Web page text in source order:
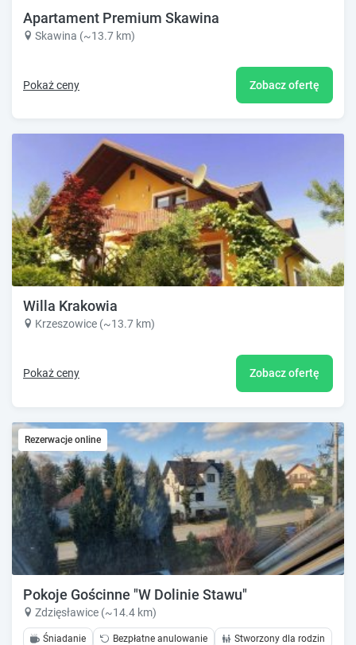
Apartament Premium Skawina
Skawina (~13.7 km)
Pokaż ceny Zobacz ofertę
Willa Krakowia
Krzeszowice (~13.7 km)
Pokaż ceny Zobacz ofertę
Rezerwacje online
Pokoje Gościnne "W Dolinie Stawu"
Zdzięsławice (~14.4 km)
Śniadanie Bezpłatne anulowanie Stworzony dla rodzin